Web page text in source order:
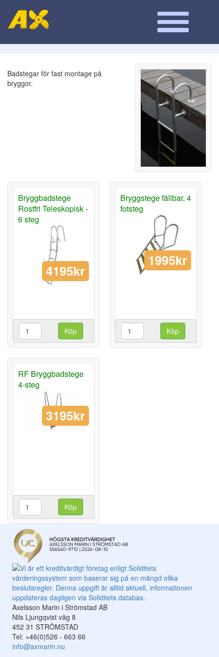
Badstegar för fast montage på
bryggor.
Bryggbadstege
Rostfri Teleskopisk -
6 steg
4195kr
Köp
Bryggstege fällbar, 4
fotsteg
1995kr
Köp
RF Bryggbadstege
4-steg
3195kr
Köp
Axelsson Marin i Strömstad AB
Nils Ljungqvist väg 8
452 31 STRÖMSTAD
Tel: +46(0)526 - 663 66
info@axmarin.nu